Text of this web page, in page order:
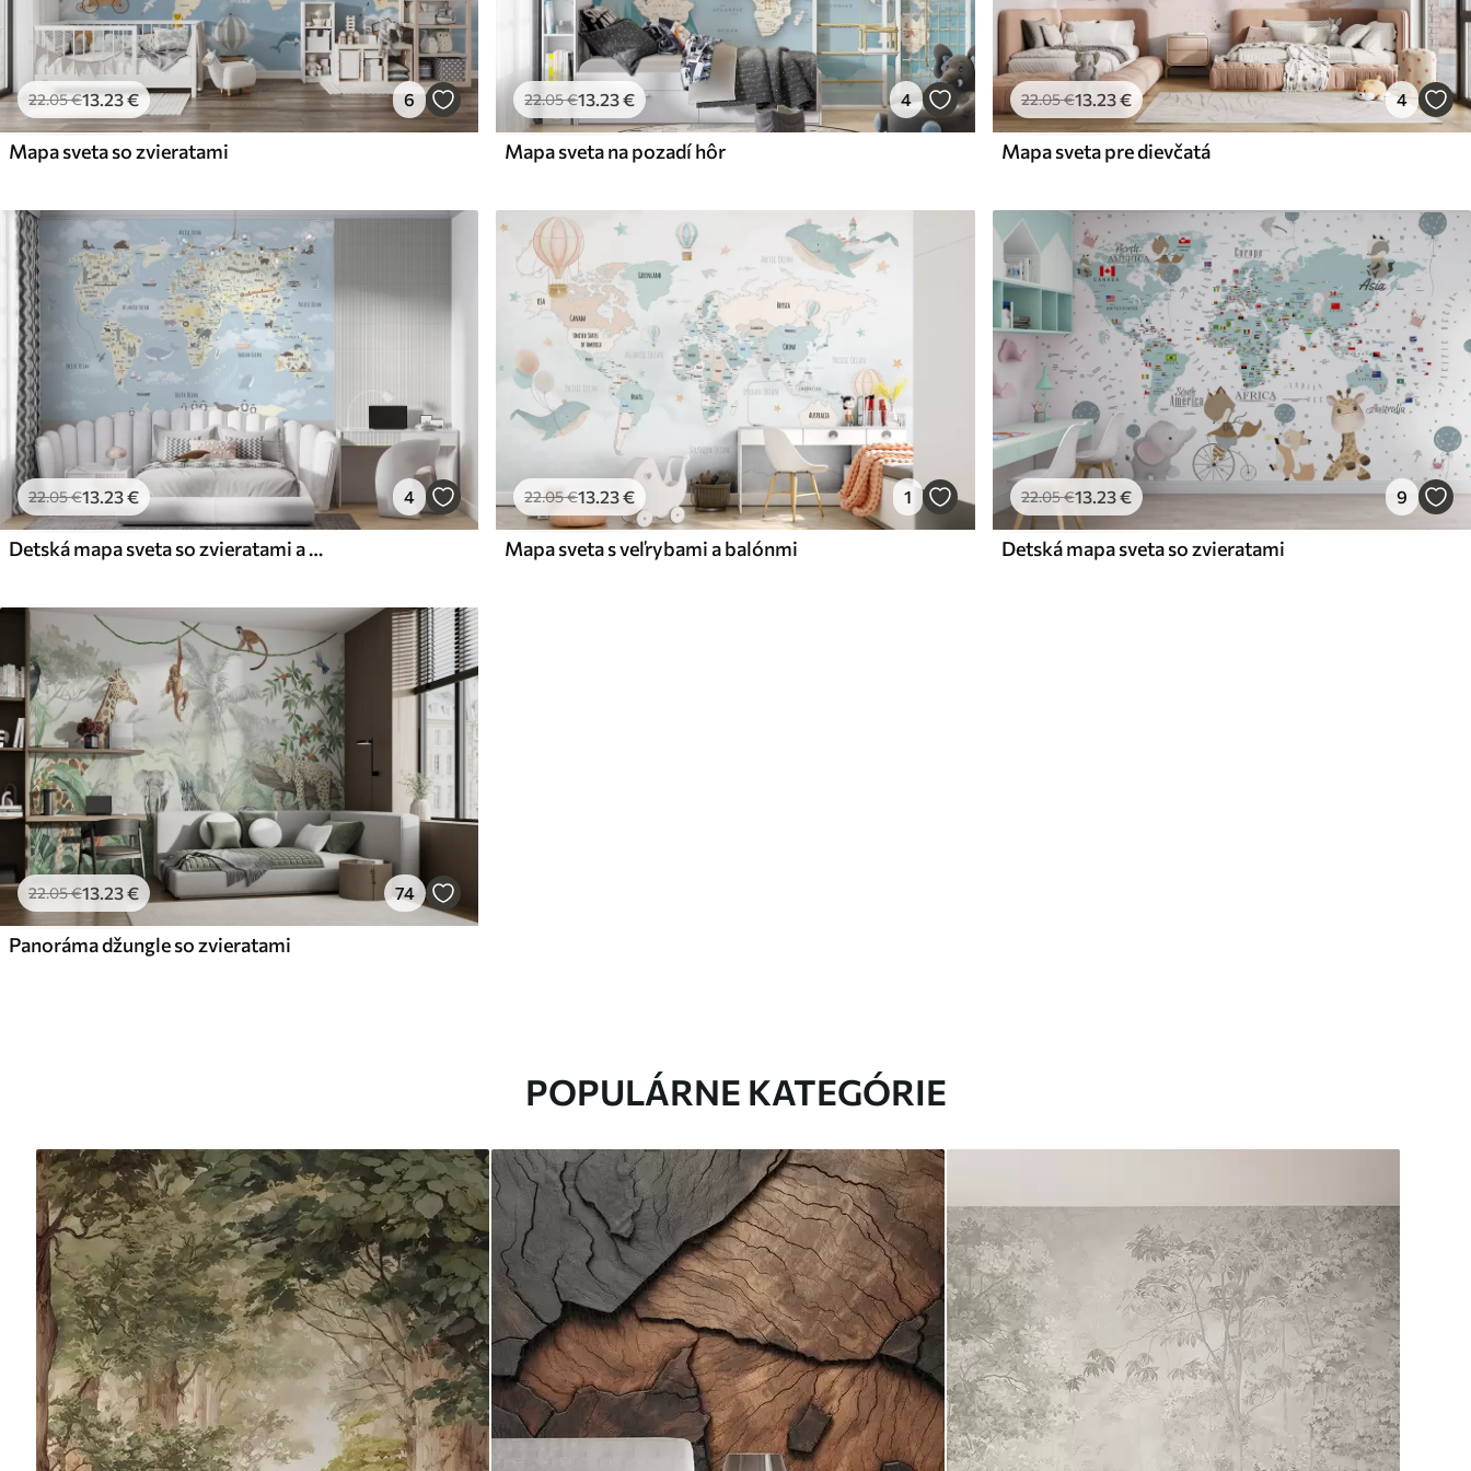
22.05€13.23€ 6
Mapa sveta so zvieratami
22.05€13.23€ 4
Mapa sveta na pozadí hôr
22.05€13.23€ 4
Mapa sveta pre dievčatá
22.05€13 .23€ 4
Detská mapa sveta so zvieratami a pamiatkami
22.05€13 .23€ 1
Mapa sveta s veľrybami a balónmi
22.05€13.23€ 9
Detská mapa sveta so zvieratami
22.05€13.23€ 74
Panoráma džungle so zvieratami
POPULÁRNE KATEGÓRIE